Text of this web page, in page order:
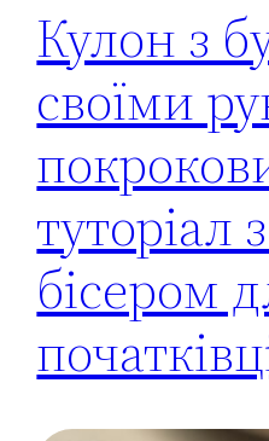
Кулон з
своїми
туторіал
бісером